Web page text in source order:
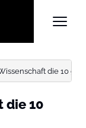
die 10
die 10